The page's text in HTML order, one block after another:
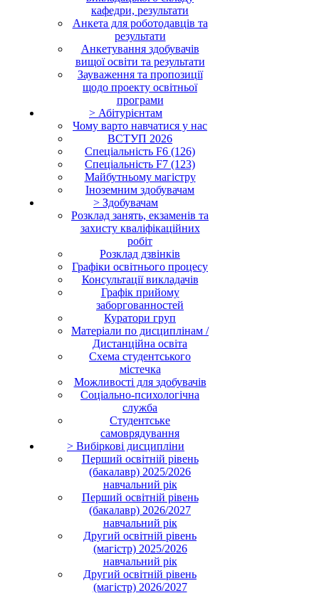
кафедри, результати
Анкета для роботодавців та
результати
Анкетування здобувачів
вищої освіти та результати
Зауваження та пропозиції
щодо проекту освітньої
програми
> Абітурієнтам
Чому варто навчатися у нас
ВСТУП 2026
Cпеціальність F6 (126)
Cпеціальність F7 (123)
Майбутньому магістру
Іноземним здобувачам
> Здобувачам
Розклад занять, екзаменів та
захисту кваліфікаційних
робіт
Розклад дзвінків
Графіки освітнього процесу
Консультації викладачів
Графік прийому
заборгованностей
Куратори груп
Матеріали по дисциплінам /
Дистанційна освіта
Схема студентського
містечка
Можливості для здобувачів
Соціально-психологічна
служба
Студентське
самоврядування
> Вибіркові дисципліни
Перший освітній рівень
(бакалавр) 2025/2026
навчальний рік
Перший освітній рівень
(бакалавр) 2026/2027
навчальний рік
Другий освітній рівень
(магістр) 2025/2026
навчальний рік
Другий освітній рівень
(магістр) 2026/2027